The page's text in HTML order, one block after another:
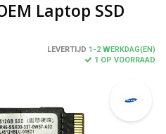
Laptop SSD
LEVERTIJD 1-2 WERKDAG(EN)
1 OP VOORRAAD